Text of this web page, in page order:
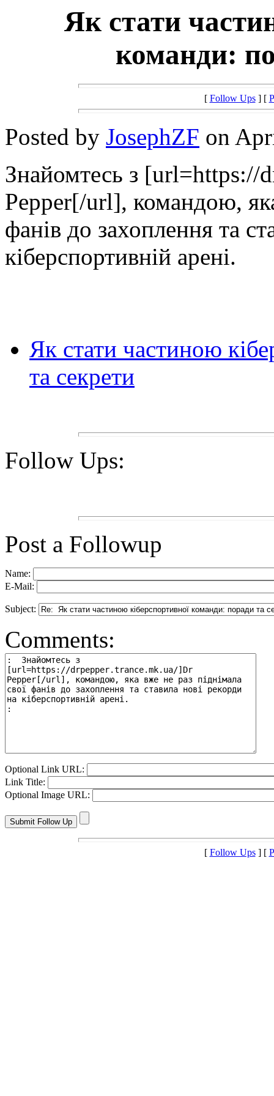
Як стати
команди:
[ Follow Ups] [
Posted by JosephZF on
Знайомтесь з [url=https://
Pepper[/url], командою,
фанів до захоплення та
кіберспортивній арені.
Як стати частиною
та секрети
Follow Ups:
Post a Followup
Name:
E-Mail:
Subject:
Comments:
Optional Link URL:
Link Title:
Optional Image URL:
[ Follow Ups] [